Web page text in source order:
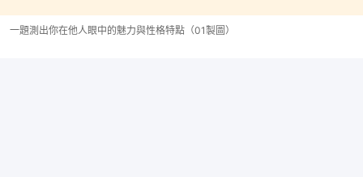
一題測出你在他人眼中的魅力與性格特點（01製圖）